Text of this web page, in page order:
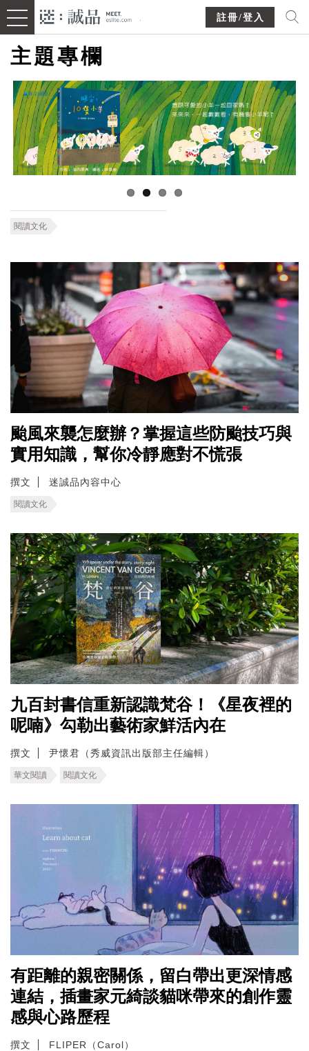
註冊/登入
主題專欄
閱讀文化
颱風來襲怎麼辦？掌握這些防颱技巧與
實用知識，幫你冷靜應對不慌張
撰文 迷誠品內容中心
閱讀文化
九百封書信重新認識梵谷！《星夜裡的
呢喃》勾勒出藝術家鮮活內在
撰文 尹懷君（秀威資訊出版部主任編輯）
華文閱讀 閱讀文化
有距離的親密關係，留白帶出更深情感
連結，插畫家元綺談貓咪帶來的創作靈
感與心路歷程
撰文 FLIPER（Carol）